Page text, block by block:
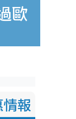
歐
報